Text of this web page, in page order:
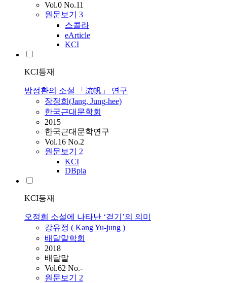
Vol.0 No.11
원문보기 3
스콜라
eArticle
KCI
KCI등재
방정환의 소설 「流帆」 연구
장정희(Jang, Jung-hee)
한국근대문학회
2015
한국근대문학연구
Vol.16 No.2
원문보기 2
KCI
DBpia
KCI등재
오정희 소설에 나타난 ‘걷기’의 의미
강유정 ( Kang Yu-jung )
배달말학회
2018
배달말
Vol.62 No.-
원문보기 2